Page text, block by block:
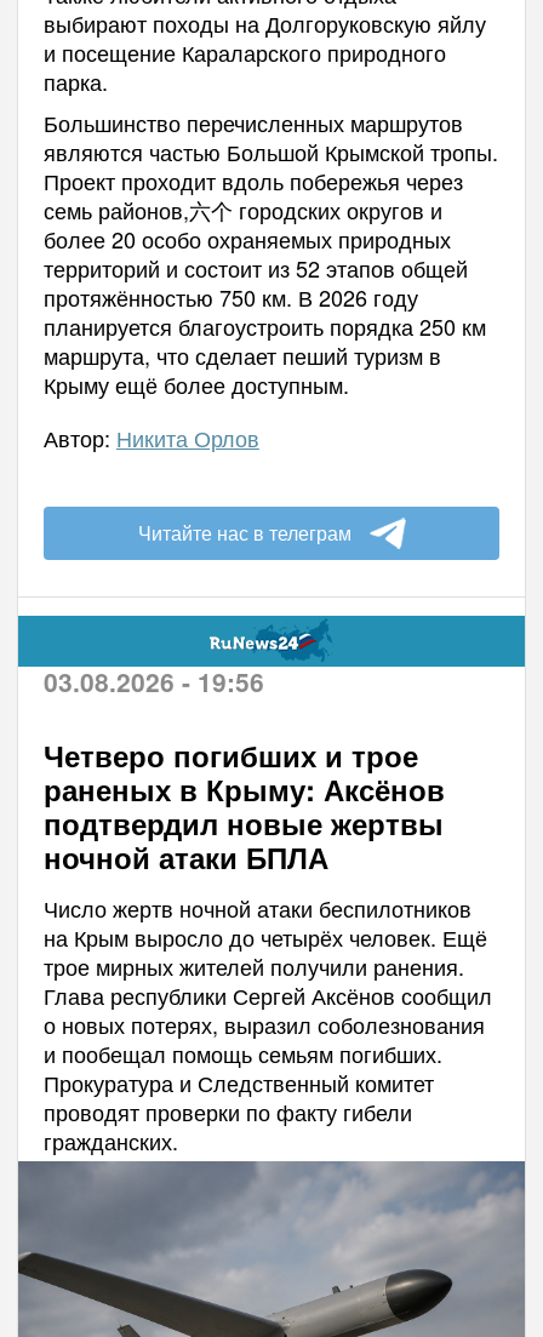
выбирают походы на Долгоруковскую яйлу
и посещение Караларского природного
парка.
Большинство перечисленных маршрутов
являются частью Большой Крымской тропы.
Проект проходит вдоль побережья через
семь районов,六个 городских округов и
более 20 особо охраняемых природных
территорий и состоит из 52 этапов общей
протяжённостью 750 км. В 2026 году
планируется благоустроить порядка 250 км
маршрута, что сделает пеший туризм в
Крыму ещё более доступным.
Автор: Никита Орлов
Читайте нас в телеграм
03.08.2026 - 19:56
Четверо погибших и трое
раненых в Крыму: Аксёнов
подтвердил новые жертвы
ночной атаки БПЛА
Число жертв ночной атаки беспилотников
на Крым выросло до четырёх человек. Ещё
трое мирных жителей получили ранения.
Глава республики Сергей Аксёнов сообщил
о новых потерях, выразил соболезнования
и пообещал помощь семьям погибших.
Прокуратура и Следственный комитет
проводят проверки по факту гибели
гражданских.